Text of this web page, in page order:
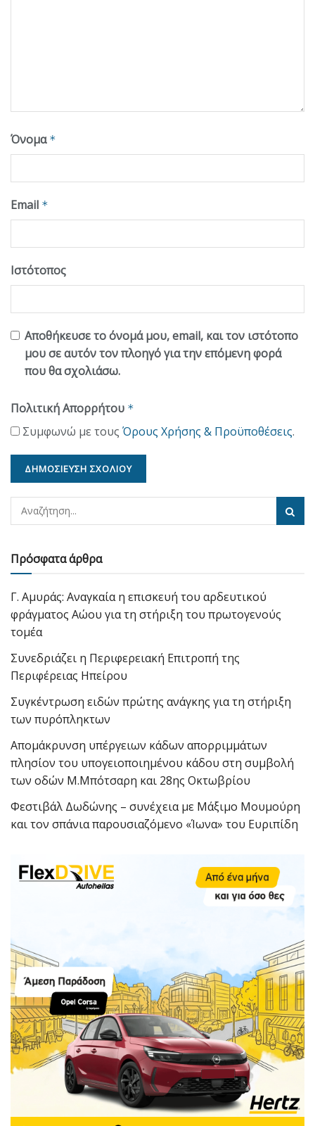
Όνομα *
Email *
Ιστότοπος
Αποθήκευσε το όνομά μου, email, και τον ιστότοπο
μου σε αυτόν τον πλοηγό για την επόμενη φορά
που θα σχολιάσω.
Πολιτική Απορρήτου *
Συμφωνώ με τους Όρους Χρήσης & Προϋποθέσεις.
Πρόσφατα άρθρα
Γ. Αμυράς: Αναγκαία η επισκευή του αρδευτικού
φράγματος Αώου για τη στήριξη του πρωτογενούς
τομέα
Συνεδριάζει η Περιφερειακή Επιτροπή της
Περιφέρειας Ηπείρου
Συγκέντρωση ειδών πρώτης ανάγκης για τη στήριξη
των πυρόπληκτων
Απομάκρυνση υπέργειων κάδων απορριμμάτων
πλησίον του υπογειοποιημένου κάδου στη συμβολή
των οδών Μ.Μπότσαρη και 28ης Οκτωβρίου
Φεστιβάλ Δωδώνης – συνέχεια με Μάξιμο Μουμούρη
και τον σπάνια παρουσιαζόμενο «Ίωνα» του Ευριπίδη